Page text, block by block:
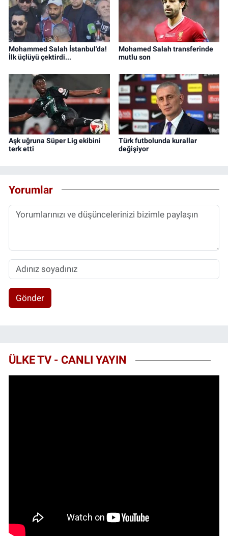
Mohammed Salah İstanbul'da!
İlk üçlüyü çektirdi...
Mohamed Salah transferinde
mutlu son
Aşk uğruna Süper Lig ekibini
terk etti
Türk futbolunda kurallar
değişiyor
Yorumlar
Gönder
ÜLKE TV - CANLI YAYIN